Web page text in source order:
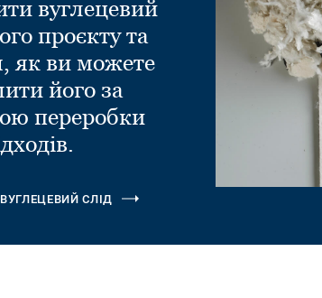
вуглецевий
проєкту та
як ви можете
його за
переробки
СЛІД